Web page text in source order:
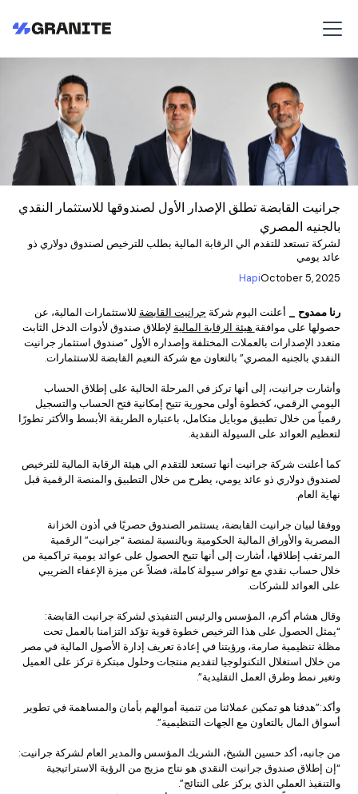
جرانيت القابضة تطلق الإصدار الأول لصندوقها للاستثمار النقدي
بالجنيه المصري
لشركة تستعد للتقدم الي الرقابة المالية بطلب للترخيص لصندوق دولاري ذو
عائد يومي
HapiOctober 5, 2025
رنا ممدوح _ أعلنت اليوم شركة جرانيت القابضة للاستثمارات المالية، عن
حصولها على موافقة هيئة الرقابة المالية لإطلاق صندوق لأدوات الدخل الثابت
متعدد الإصدارات بالعملات المختلفة وإصداره الأول “صندوق استثمار جرانيت
النقدي بالجنيه المصري” بالتعاون مع شركة النعيم القابضة للاستثمارات.
وأشارت جرانيت، إلى أنها تركز في المرحلة الحالية على إطلاق الحساب
اليومي الرقمي، كخطوة أولى محورية تتيح إمكانية فتح الحساب والتسجيل
رقمياً من خلال تطبيق موبايل متكامل، باعتباره الطريقة الأبسط والأكثر تطورًا
لتعظيم العوائد على السيولة النقدية.
كما أعلنت شركة جرانيت أنها تستعد للتقدم الي هيئة الرقابة المالية للترخيص
لصندوق دولاري ذو عائد يومي، يطرح من خلال التطبيق والمنصة الرقمية قبل
نهاية العام.
ووفقا لبيان جرانيت القابضة، يستثمر الصندوق حصريًا في أذون الخزانة
المصرية والأوراق المالية الحكومية. وبالنسبة لمنصة “جرانيت” الرقمية
المرتقب إطلاقها، أشارت إلى أنها تتيح الحصول على عوائد يومية تراكمية من
خلال حساب نقدي مع توافر سيولة كاملة، فضلاً عن ميزة الإعفاء الضريبي
على العوائد للشركات.
وقال هشام أكرم، المؤسس والرئيس التنفيذي لشركة جرانيت القابضة:
“يمثل الحصول على هذا الترخيص خطوة قوية تؤكد التزامنا بالعمل تحت
مظلة تنظيمية صارمة، ورؤيتنا في إعادة تعريف إدارة الأصول المالية في مصر
من خلال استغلال التكنولوجيا لتقديم منتجات وحلول مبتكرة تركز على العميل
وتغير نمط وطرق العمل التقليدية”.
وأكد:”هدفنا هو تمكين عملائنا من تنمية أموالهم بأمان والمساهمة في تطوير
أسواق المال بالتعاون مع الجهات التنظيمية”.
من جانبه، أكد حسين الشيخ، الشريك المؤسس والمدير العام لشركة جرانيت:
“إن إطلاق صندوق جرانيت النقدي هو نتاج مزيج من الرؤية الاستراتيجية
والتنفيذ العملي الذي يركز على النتائج”.